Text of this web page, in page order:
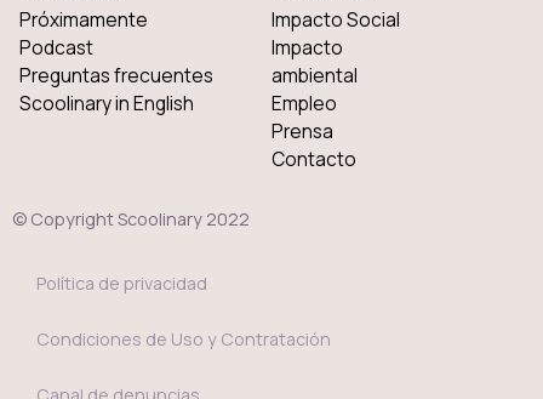
Próximamente
Podcast
Preguntas frecuentes
Scoolinary in English
Impacto Social
Impacto
ambiental
Empleo
Prensa
Contacto
© Copyright Scoolinary 2022
Política de privacidad
Condiciones de Uso y Contratación